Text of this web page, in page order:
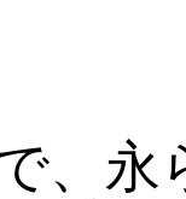
、